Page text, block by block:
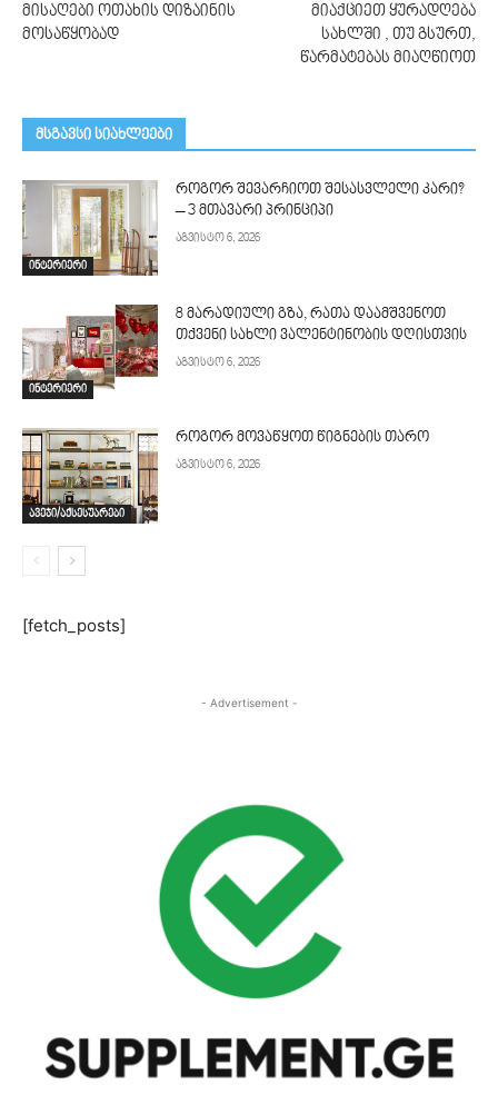
მისაღები ოთახის დიზაინის
მოსაწყობად
მიაქციეთ ყურადღება
სახლში , თუ გსურთ,
წარმატებას მიაღწიოთ
მსგავსი სიახლეები
ინტერიერი
როგორ შევარჩიოთ შესასვლელი კარი?
– 3 მთავარი პრინციპი
აგვისტო 6, 2026
ინტერიერი
8 მარადიული გზა, რათა დაამშვენოთ
თქვენი სახლი ვალენტინობის დღისთვის
აგვისტო 6, 2026
ავეჯი/აქსესუარები
როგორ მოვაწყოთ წიგნების თარო
აგვისტო 6, 2026
[fetch_posts]
- Advertisement -